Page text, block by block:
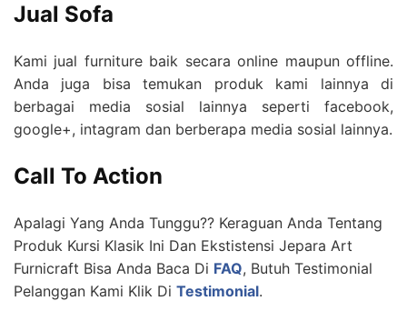
Jual Sofa
Kami jual furniture baik secara online maupun offline.
Anda juga bisa temukan produk kami lainnya di
berbagai media sosial lainnya seperti facebook,
google+, intagram dan berberapa media sosial lainnya.
Call To Action
Apalagi Yang Anda Tunggu?? Keraguan Anda Tentang
Produk Kursi Klasik Ini Dan Ekstistensi Jepara Art
Furnicraft Bisa Anda Baca Di FAQ, Butuh Testimonial
Pelanggan Kami Klik Di Testimonial.